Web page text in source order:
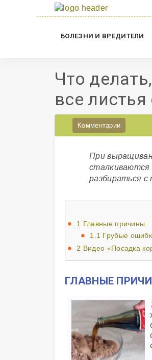
БОЛЕЗНИ И ВРЕДИТЕЛИ
Что
все листья
Комментарии
При
сталкиваются
разбираться с
1 Главные причины
1.1 Грубые
2 Видео «Посадка
ГЛАВНЫЕ